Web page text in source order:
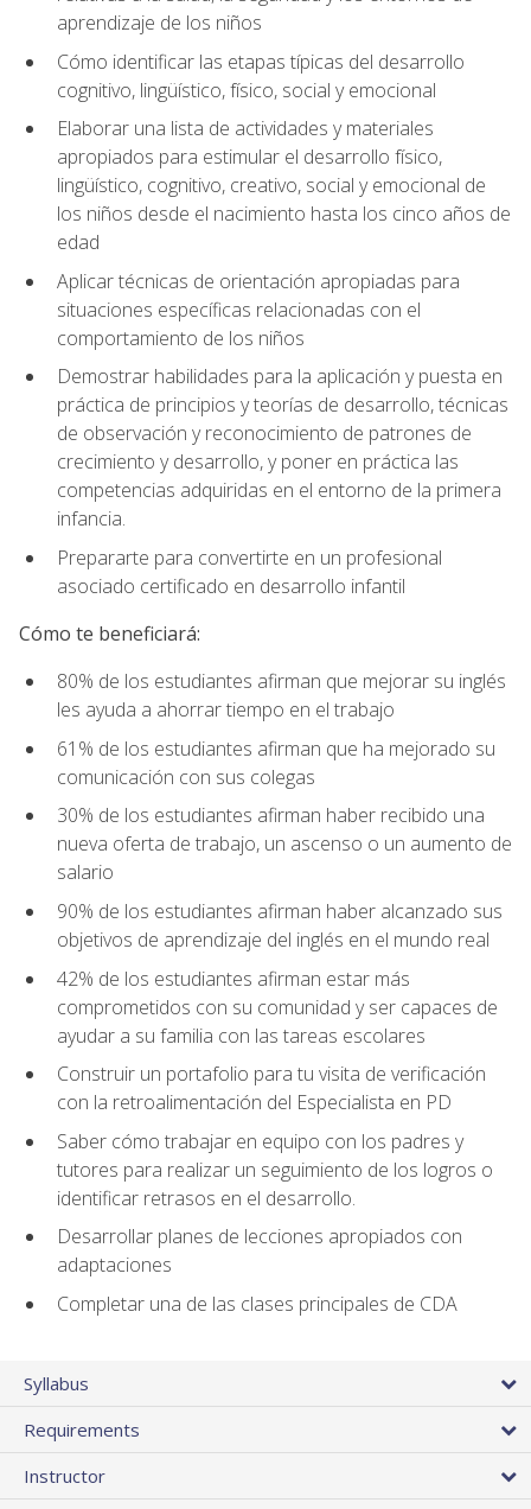
aprendizaje de los niños
Cómo identificar las etapas típicas del desarrollo
cognitivo, lingüístico, físico, social y emocional
Elaborar una lista de actividades y materiales
apropiados para estimular el desarrollo físico,
lingüístico, cognitivo, creativo, social y emocional de
los niños desde el nacimiento hasta los cinco años de
edad
Aplicar técnicas de orientación apropiadas para
situaciones específicas relacionadas con el
comportamiento de los niños
Demostrar habilidades para la aplicación y puesta en
práctica de principios y teorías de desarrollo, técnicas
de observación y reconocimiento de patrones de
crecimiento y desarrollo, y poner en práctica las
competencias adquiridas en el entorno de la primera
infancia.
Prepararte para convertirte en un profesional
asociado certificado en desarrollo infantil
Cómo te beneficiará:
80% de los estudiantes afirman que mejorar su inglés
les ayuda a ahorrar tiempo en el trabajo
61% de los estudiantes afirman que ha mejorado su
comunicación con sus colegas
30% de los estudiantes afirman haber recibido una
nueva oferta de trabajo, un ascenso o un aumento de
salario
90% de los estudiantes afirman haber alcanzado sus
objetivos de aprendizaje del inglés en el mundo real
42% de los estudiantes afirman estar más
comprometidos con su comunidad y ser capaces de
ayudar a su familia con las tareas escolares
Construir un portafolio para tu visita de verificación
con la retroalimentación del Especialista en PD
Saber cómo trabajar en equipo con los padres y
tutores para realizar un seguimiento de los logros o
identificar retrasos en el desarrollo.
Desarrollar planes de lecciones apropiados con
adaptaciones
Completar una de las clases principales de CDA
Syllabus
Requirements
Instructor